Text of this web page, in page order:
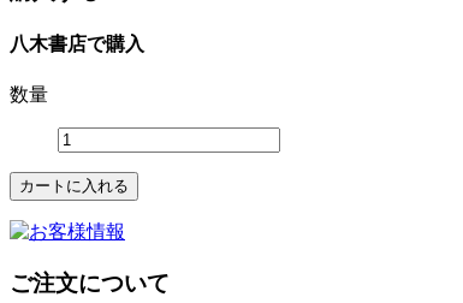
八木書店で購入
数量
ご注文について